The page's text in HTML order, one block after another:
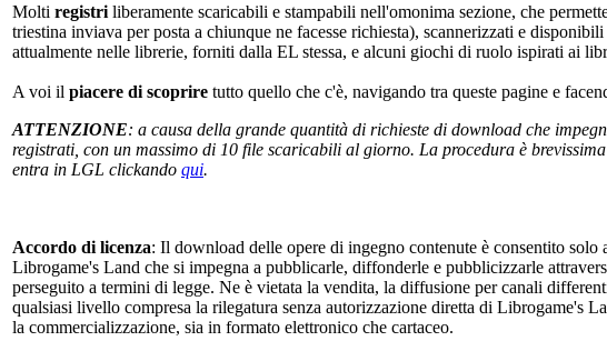
Molti registri liberamente scaricabili e stampabili nell'omonima sezione, che
triestina inviava per posta a chiunque ne facesse richiesta), scannerizzati e
attualmente nelle librerie, forniti dalla EL stessa, e alcuni giochi di ruolo ispirati ai
A voi il piacere di scoprire tutto quello che c'è, navigando tra queste pagine e
ATTENZIONE: a causa della grande quantità di richieste di download che
registrati, con un massimo di 10 file scaricabili al giorno. La procedura è
entra in LGL clickando qui.
Accordo di licenza: Il download delle opere di ingegno contenute è consentito
Librogame's Land che si impegna a pubblicarle, diffonderle e pubblicizzarle
perseguito a termini di legge. Ne è vietata la vendita, la diffusione per canali
qualsiasi livello compresa la rilegatura senza autorizzazione diretta di Librogame's
la commercializzazione, sia in formato elettronico che cartaceo.